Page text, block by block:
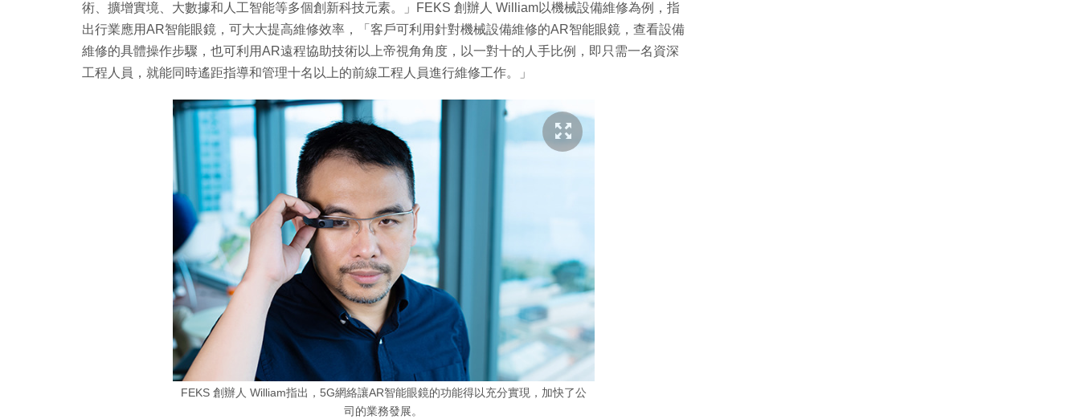
術、擴增實境、大數據和人工智能等多個創新科技元素。」FEKS 創辦人 William以機械設備維修為例，指
出行業應用AR智能眼鏡，可大大提高維修效率，「客戶可利用針對機械設備維修的AR智能眼鏡，查看設備
維修的具體操作步驟，也可利用AR遠程協助技術以上帝視角角度，以一對十的人手比例，即只需一名資深
工程人員，就能同時遙距指導和管理十名以上的前線工程人員進行維修工作。」
FEKS 創辦人 William指出，5G網絡讓AR智能眼鏡的功能得以充分實現，加快了公
司的業務發展。